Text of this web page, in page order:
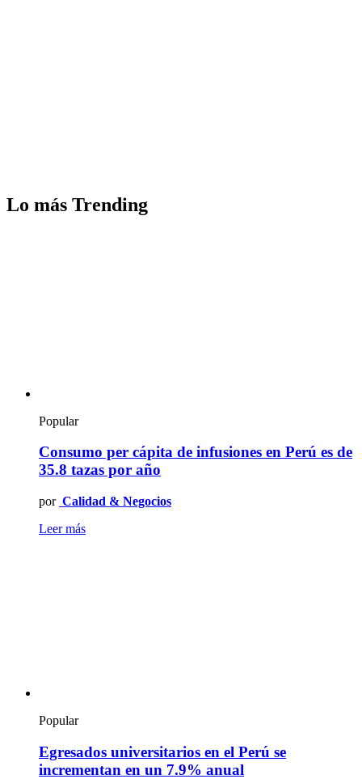
Lo más Trending
Popular
Consumo per cápita de infusiones en Perú es de
35.8 tazas por año
por Calidad & Negocios
Leer más
Popular
Egresados universitarios en el Perú se
incrementan en un 7.9% anual